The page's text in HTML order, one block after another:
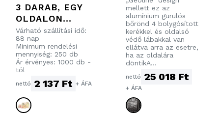
3 DARAB, EGY
OLDALON
HÁLÓS PAMUT
BEVÁSÁRLÓTÁS
KÁBÓL ÁLLÓ
SZETT.
ÉLELMISZERRE
L
ÉRINTKEZÉSRE
ALKALMAS
Várható szállítási idő:
88 nap
Minimum rendelési
mennyiség: 250 db
Ár érvényes: 1000 db -
tól
nettó 2 137 Ft + ÁFA
BŐRÖND
mellett ez az
alumínium gurulós
bőrönd 4 bolygósított
kerékkel és oldalsó
védő lábakkal van
ellátva arra az esetre,
ha az oldalára
döntikA...
nettó 25 018 Ft
+ ÁFA